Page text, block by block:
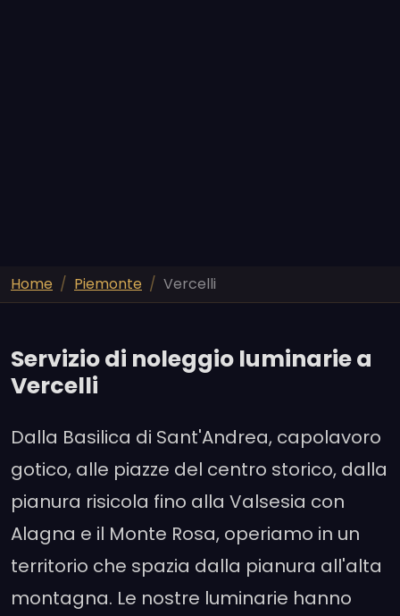
Home Piemonte Vercelli
Servizio di noleggio luminarie a
Vercelli
Dalla Basilica di Sant'Andrea, capolavoro
gotico, alle piazze del centro storico, dalla
pianura risicola fino alla Valsesia con
Alagna e il Monte Rosa, operiamo in un
territorio che spazia dalla pianura all'alta
montagna. Le nostre luminarie hanno